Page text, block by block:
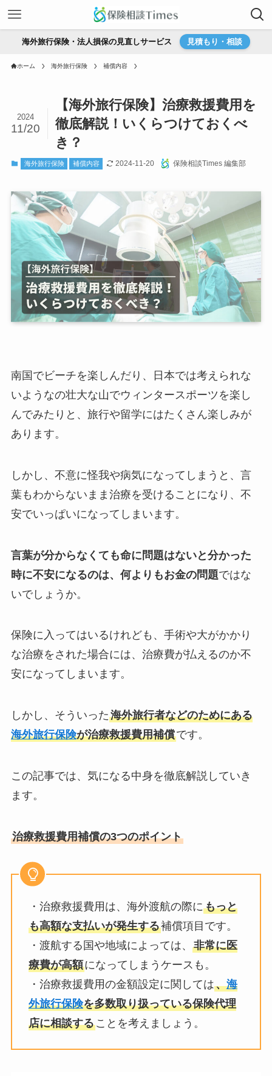
海外旅行保険・法人損保の見直しサービス 見積もり・相談
ホーム 海外旅行保険 補償内容
【海外旅行保険】治療救援費用を
徹底解説！いくらつけておくべ
き？
2024
11/20
海外旅行保険 補償内容 2024-11-20 保険相談Times 編集部
南国でビーチを楽しんだり、日本では考えられな
いようなの壮大な山でウィンタースポーツを楽し
んでみたりと、旅行や留学にはたくさん楽しみが
あります。
しかし、不意に怪我や病気になってしまうと、言
葉もわからないまま治療を受けることになり、不
安でいっぱいになってしまいます。
言葉が分からなくても命に問題はないと分かった
時に不安になるのは、何よりもお金の問題ではな
いでしょうか。
保険に入ってはいるけれども、手術や大がかかり
な治療をされた場合には、治療費が払えるのか不
安になってしまいます。
しかし、そういった海外旅行者などのためにある
海外旅行保険が治療救援費用補償です。
この記事では、気になる中身を徹底解説していき
ます。
治療救援費用補償の3つのポイント
・治療救援費用は、海外渡航の際にもっと
も高額な支払いが発生する補償項目です。
・渡航する国や地域によっては、 非常に医
療費が高額になってしまうケースも。
・治療救援費用の金額設定に関しては、海
外旅行保険を多数取り扱っている保険代理
店に相談することを考えましょう。